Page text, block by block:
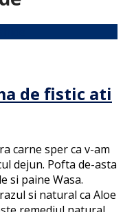
de fistic ati
carne sper ca v-am
dejun. Pofta de-asta
si paine Wasa.
si natural ca Aloe